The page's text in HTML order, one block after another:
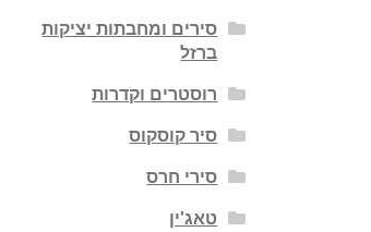
סירים ומחבתות יציקות
ברזל
רוסטרים וקדרות
סיר קוסקוס
סירי חרס
טאג'ין